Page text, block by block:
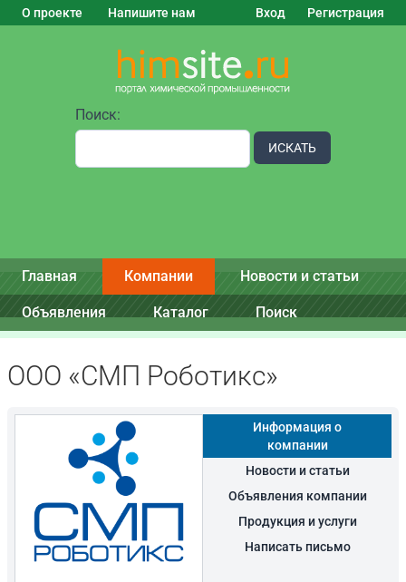
О проекте Напишите нам Вход Регистрация
Поиск:
ИСКАТЬ
Главная Компании Новости и статьи
Объявления Каталог Поиск
ООО «СМП Роботикс»
Информация о
компании
Новости и статьи
Объявления компании
Продукция и услуги
Написать письмо